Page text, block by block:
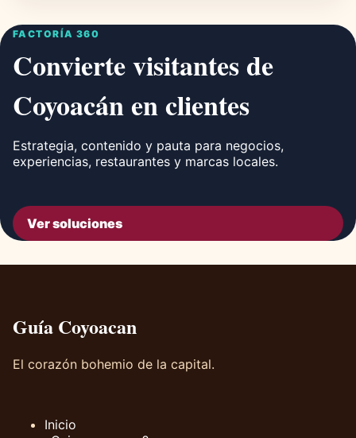
FACTORÍA 360
Convierte visitantes de
Coyoacán en clientes
Estrategia, contenido y pauta para negocios,
experiencias, restaurantes y marcas locales.
Ver soluciones
Guía Coyoacan
El corazón bohemio de la capital.
Inicio